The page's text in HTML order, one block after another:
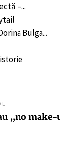
–...
Bulga...
,,no make-